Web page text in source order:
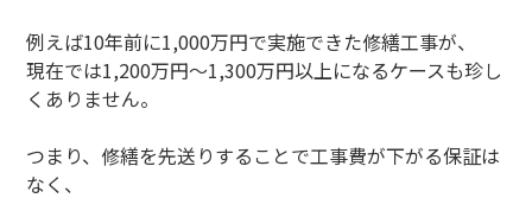
例えば10年前に1,000万円で実施できた修繕工事が、
現在では1,200万円～1,300万円以上になるケースも珍し
くありません。
つまり、修繕を先送りすることで工事費が下がる保証は
なく、